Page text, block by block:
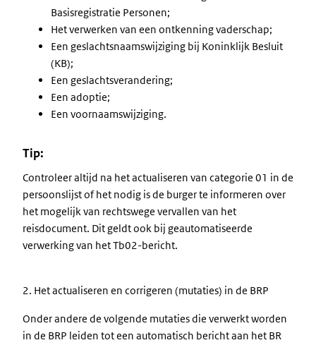
Basisregistratie Personen;
Het verwerken van een ontkenning vaderschap;
Een geslachtsnaamswijziging bij Koninklijk Besluit
(KB);
Een geslachtsverandering;
Een adoptie;
Een voornaamswijziging.
Tip:
Controleer altijd na het actualiseren van categorie 01 in de
persoonslijst of het nodig is de burger te informeren over
het mogelijk van rechtswege vervallen van het
reisdocument. Dit geldt ook bij geautomatiseerde
verwerking van het Tb02-bericht.
2. Het actualiseren en corrigeren (mutaties) in de BRP
Onder andere de volgende mutaties die verwerkt worden
in de BRP leiden tot een automatisch bericht aan het BR